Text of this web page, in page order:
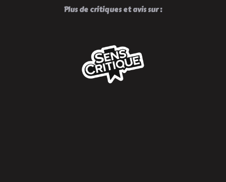
Plus de critiques et avis sur :